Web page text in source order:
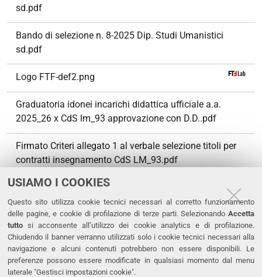
USIAMO I COOKIES
Questo sito utilizza cookie tecnici necessari al corretto funzionamento
delle pagine, e cookie di profilazione di terze parti. Selezionando Accetta
tutto si acconsente all’utilizzo dei cookie analytics e di profilazione.
Chiudendo il banner verranno utilizzati solo i cookie tecnici necessari alla
navigazione e alcuni contenuti potrebbero non essere disponibili. Le
preferenze possono essere modificate in qualsiasi momento dal menu
laterale "Gestisci impostazioni cookie".
sd.pdf
Bando di selezione n. 8-2025 Dip. Studi Umanistici
sd.pdf
Logo FTF-def2.png
Graduatoria idonei incarichi didattica ufficiale a.a.
2025_26 x CdS lm_93 approvazione con D.D..pdf
Firmato Criteri allegato 1 al verbale selezione titoli per
contratti insegnamento CdS LM_93.pdf
Bando di selezione n. 9-2025 Dip. Studi Umanistici
sd.pdf
Bando di selezione n. 10-2025 del Dip. di Studi
Umanistici sd.pdf
Bando di selezione n. 11-2025 del Dip. di Studi